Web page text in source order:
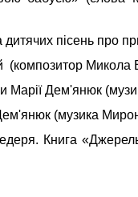
пісень про
(композитор
Марії Дем'янюк
(музика
Книга